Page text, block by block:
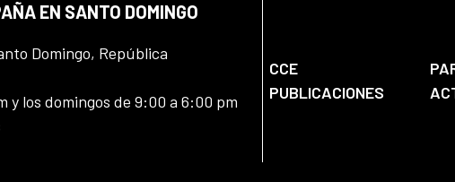
EN SANTO DOMINGO
Domingo, República
y los domingos de 9:00 a 6:00 pm
CCE
PUBLICACIONES